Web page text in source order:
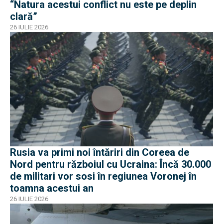
“Natura acestui conflict nu este pe deplin
clară”
26 IULIE 2026
Rusia va primi noi întăriri din Coreea de
Nord pentru războiul cu Ucraina: Încă 30.000
de militari vor sosi în regiunea Voronej în
toamna acestui an
26 IULIE 2026